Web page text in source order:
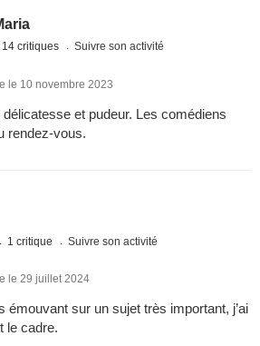
14 critiques Suivre son activité
le 10 novembre 2023
et pudeur. Les comédiens
rendez-vous.
1 critique Suivre son activité
le 29 juillet 2024
émouvant sur un sujet très important, j’ai
le cadre.